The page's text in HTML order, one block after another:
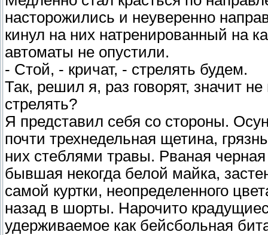
насторожились и неуверенно
кинул на них натренированный на
автоматы не опустили.
- Стой, - кричат, - стрелять будем.
Так, решил я, раз говорят, значит
стрелять?
Я представил себя со стороны.
почти трехнедельная щетина,
них стеблями травы. Рваная черная
бывшая некогда белой майка,
самой куртки, неопределенного
назад в шорты. Нарочито
удерживаемое как бейсбольная